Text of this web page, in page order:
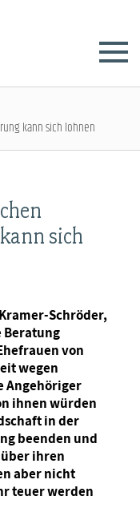
kann sich lohnen
sich
Schröder,
Beratung
von
wegen
Angehöriger
ihnen würden
in der
beenden und
ihren
aber nicht
teuer werden